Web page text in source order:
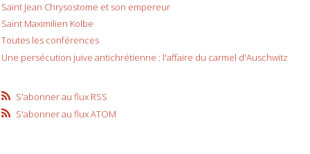
Saint Jean Chrysostome et son empereur
Saint Maximilien Kolbe
Toutes les conférences
Une persécution juive antichrétienne : l'affaire du carmel d'Auschwitz
S'abonner au flux RSS
S'abonner au flux ATOM